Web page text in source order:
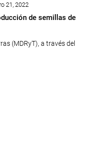
21, 2022
de semillas de
(MDRyT), a través del